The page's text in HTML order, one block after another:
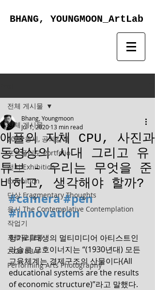
BHANG, YOUNGMOON_ArtLab
전체 게시물
2023 응시, 공의감각
포트폴리오 Portfolio
전시 Exhibition
Exhibition
단상 Fragmentary Thoughts
응시 The Contemplative Contemplation
작업기
프로필 촬영
2023 BBAF
Performing Arts Photography
전체 게시물
애플의 자체 CPU, 사진과
동영상의 시대 그리고 유
튜브 - 우리는 무엇을 준
비하고, 생각해야 할까?
Bhang, Youngmoon
Jul 1, 2020 13 min read
#camera#pen
#innovation
헝가리 태생의 멀티미디어 아티스트인
라슬로 모호이너지는 “(1930년대) 모든
교육체계는 경제구조의 산물이다(All
educational systems are the results
of economic structure)”라고 말했다.